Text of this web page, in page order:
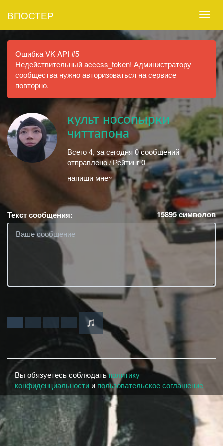
ВПОСТЕР
Ошибка VK API #5
Недействительный access_token! Администратору
сообщества нужно авторизоваться на сервисе
повторно.
культ носопырки
читтапона
Всего 4, за сегодня 0 сообщений
отправлено / Рейтинг 0
напиши мне~
Текст сообщения: 15895символов
Вы обязуетесь соблюдатьполитику
конфиденциальности и пользовательское соглашение